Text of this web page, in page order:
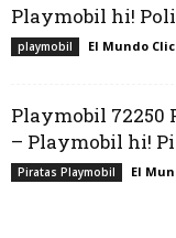
Playmobil hi!
playmobil El Mundo
Playmobil 72250
– Playmobil hi!
Piratas Playmobil El